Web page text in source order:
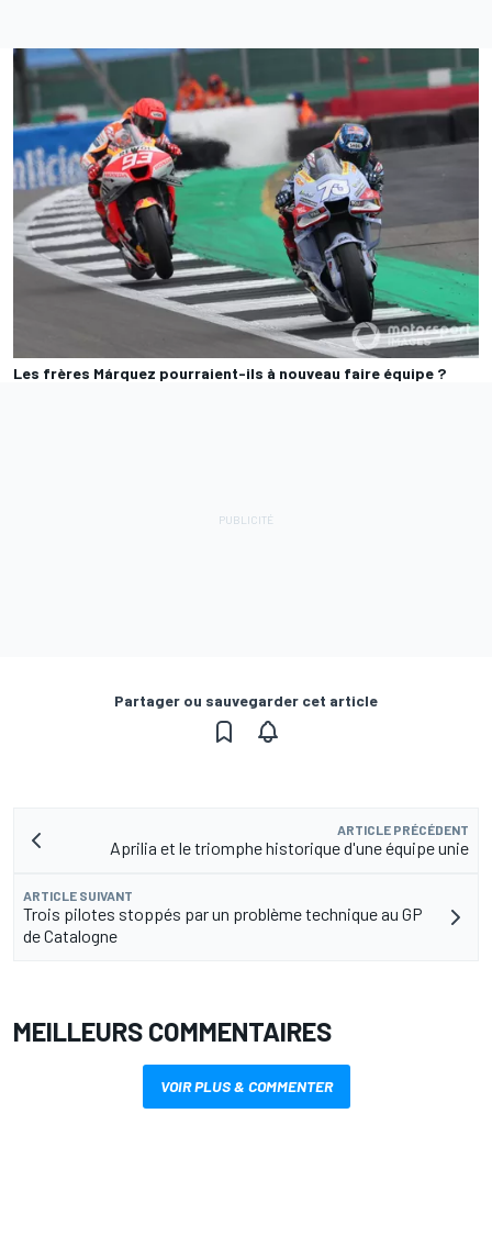
Les frères Márquez pourraient-ils à nouveau faire équipe ?
Partager ou sauvegarder cet article
ARTICLE PRÉCÉDENT
Aprilia et le triomphe historique d'une équipe unie
ARTICLE SUIVANT
Trois pilotes stoppés par un problème technique au GP
de Catalogne
MEILLEURS COMMENTAIRES
VOIR PLUS & COMMENTER